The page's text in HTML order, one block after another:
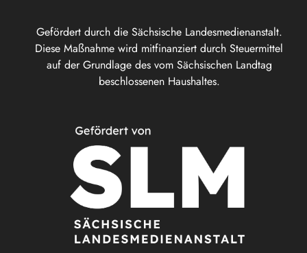
Gefördert durch die Sächsische Landesmedienanstalt.
Diese Maßnahme wird mitfinanziert durch Steuermittel
auf der Grundlage des vom Sächsischen Landtag
beschlossenen Haushaltes.